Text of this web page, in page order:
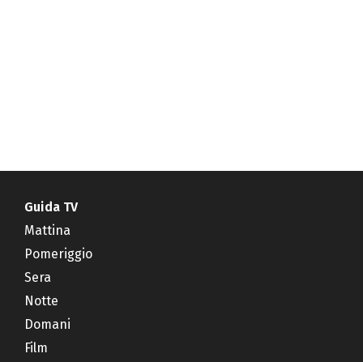
Guida TV
Mattina
Pomeriggio
Sera
Notte
Domani
Film